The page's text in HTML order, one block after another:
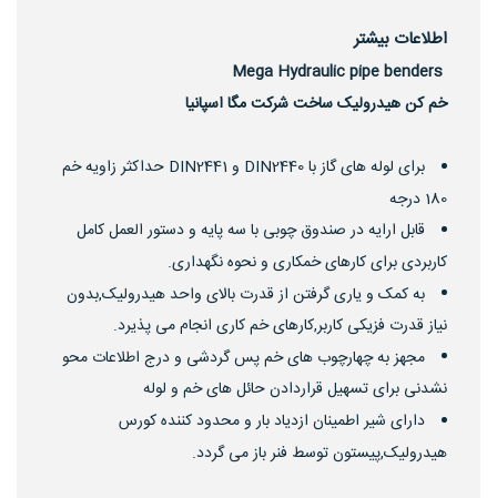
اطلاعات بیشتر
خم کن هیدرولیک ساخت شرکت مگا اسپانیا
برای لوله های گاز با DIN2440 و DIN2441 حداکثر زاویه خم
180 درجه
قابل ارایه در صندوق چوبی با سه پایه و دستور العمل کامل
کاربردی برای کارهای خمکاری و نحوه نگهداری.
به کمک و یاری گرفتن از قدرت بالای واحد هیدرولیک,بدون
نیاز قدرت فزیکی کاربر,کارهای خم کاری انجام می پذیرد.
مجهز به چهارچوب های خم پس گردشی و درج اطلاعات محو
نشدنی برای تسهیل قراردادن حائل های خم و لوله
دارای شیر اطمینان ازدیاد بار و محدود کننده کورس
هیدرولیک,پیستون توسط فنر باز می گردد.